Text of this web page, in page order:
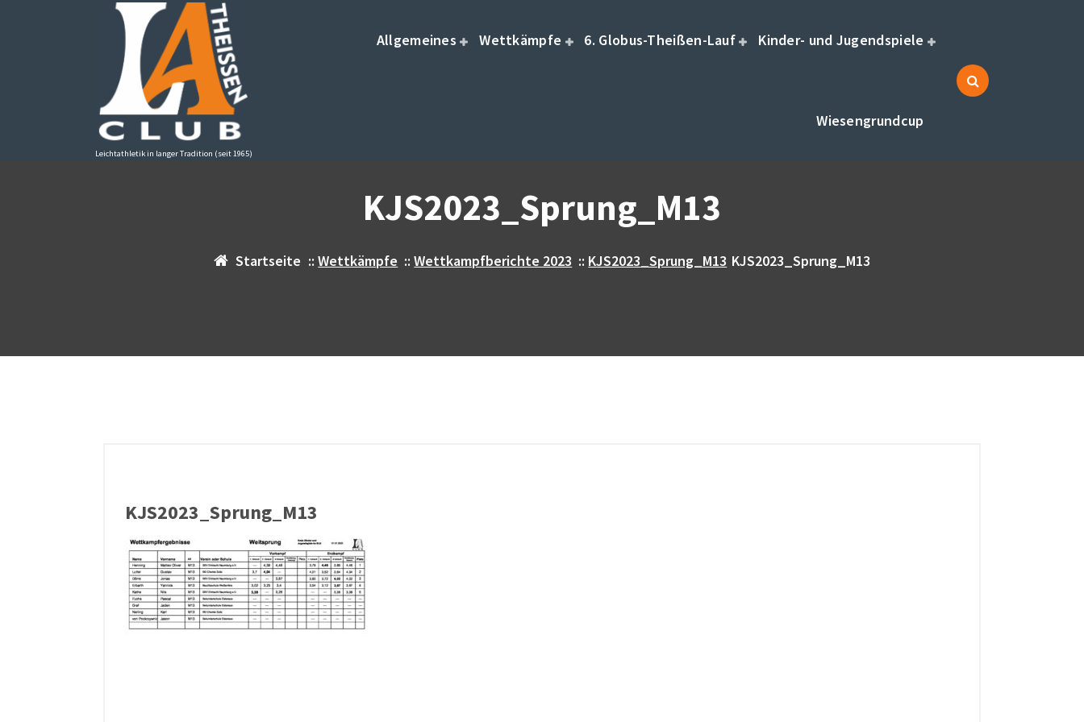
Leichtathletik in langer Tradition (seit 1965)
Allgemeines Wettkämpfe 6. Globus-Theißen-Lauf Kinder- und Jugendspiele
Wiesengrundcup
KJS2023_Sprung_M13
Startseite ::Wettkämpfe ::Wettkampfberichte 2023 :: KJS2023_Sprung_M13 KJS2023_Sprung_M13
KJS2023_Sprung_M13